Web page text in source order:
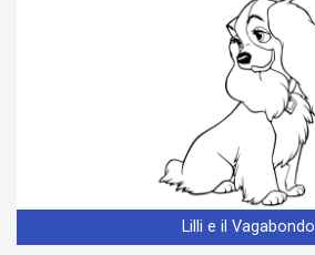
Lilli e il Vagabondo